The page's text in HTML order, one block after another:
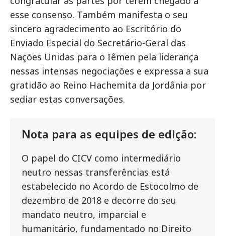
esse consenso. Também manifesta o seu
sincero agradecimento ao Escritório do
Enviado Especial do Secretário-Geral das
Nações Unidas para o Iêmen pela liderança
nessas intensas negociações e expressa a sua
gratidão ao Reino Hachemita da Jordânia por
sediar estas conversações.
Nota para as equipes de edição:
O papel do CICV como intermediário
neutro nessas transferências está
estabelecido no Acordo de Estocolmo de
dezembro de 2018 e decorre do seu
mandato neutro, imparcial e
humanitário, fundamentado no Direito